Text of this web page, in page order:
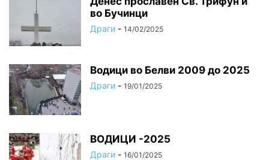
во Бучинци
Драги - 14/02/2025
Водици во Белви 2009 до 2025
Драги - 19/01/2025
ВОДИЦИ -2025
Драги - 16/01/2025